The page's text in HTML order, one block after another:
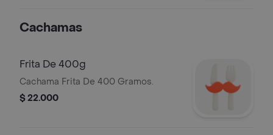
Cachamas
Frita De 400g
Cachama Frita De 400 Gramos.
$ 22.000